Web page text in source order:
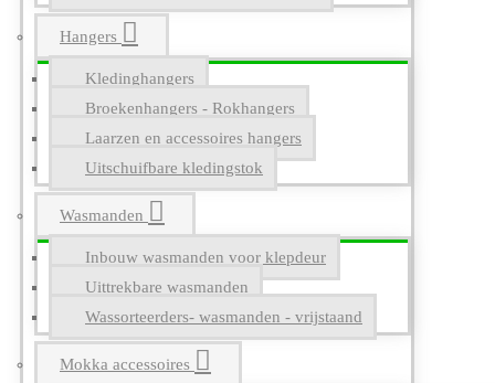
Hangers
Kledinghangers
Broekenhangers - Rokhangers
Laarzen en accessoires hangers
Uitschuifbare kledingstok
Wasmanden
Inbouw wasmanden voor klepdeur
Uittrekbare wasmanden
Wassorteerders- wasmanden - vrijstaand
Mokka accessoires